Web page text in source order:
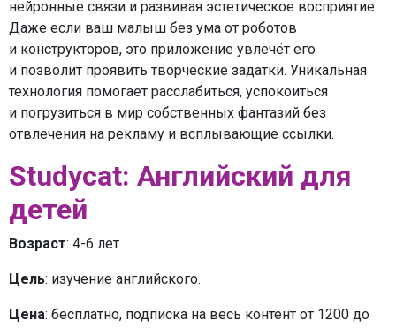
нейронные связи и развивая эстетическое восприятие.
Даже если ваш малыш без ума от роботов
и конструкторов, это приложение увлечёт его
и позволит проявить творческие задатки. Уникальная
технология помогает расслабиться, успокоиться
и погрузиться в мир собственных фантазий без
отвлечения на рекламу и всплывающие ссылки.
Studycat: Английский для
детей
Возраст: 4-6 лет
Цель: изучение английского.
Цена: бесплатно, подписка на весь контент от 1200 до